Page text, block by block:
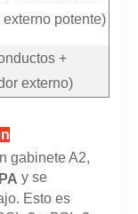
potente)
+
externo)
gabinete A2,
y se
Esto es